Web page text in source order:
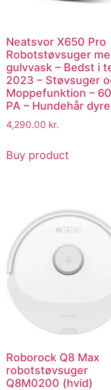
Neatsvor X650 Pro
Robotstøvsuger
gulvvask – Bedst i
2023 – Støvsuger
Moppefunktion –
PA – Hundehår
4,290.00 kr.
Buy product
Roborock Q8 Max
robotstøvsuger
Q8M0200 (hvid)